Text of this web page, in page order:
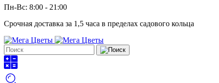
Пн-Вс: 8:00 - 21:00
Срочная доставка за 1,5 часа в пределах садового кольца